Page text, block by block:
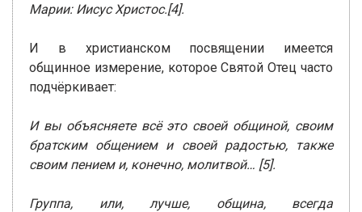
Марии: Иисус Христос.[4].
И в христианском посвящении имеется
общинное измерение, которое Святой Отец часто
подчёркивает:
И вы объясняете всё это своей общиной, своим
братским общением и своей радостью, также
своим пением и, конечно, молитвой… [5].
Группа, или, лучше, община, всегда